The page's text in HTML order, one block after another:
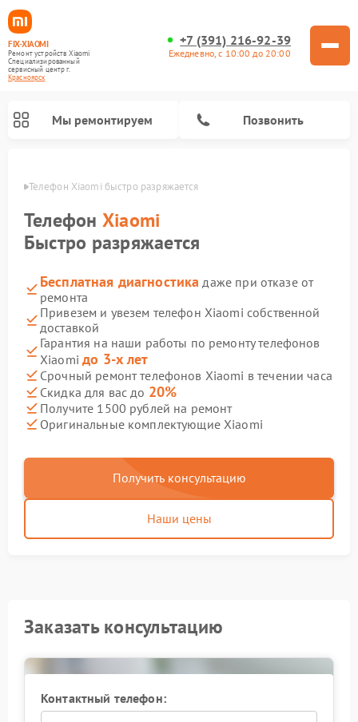
FIX-XIAOMI
Ремонт устройств Xiaomi
Специализированный
cервисный центр г.
Красноярск
+7 (391) 216-92-39
Ежедневно, с 10:00 до 20:00
Мы ремонтируем Позвонить
Телефон Xiaomi быстро разряжается
Телефон Xiaomi
Быстро разряжается
Бесплатная диагностика даже при отказе от
ремонта
Привезем и увезем телефон Xiaomi собственной
доставкой
Гарантия на наши работы по ремонту телефонов
Xiaomiдо 3-х лет
Срочный ремонт телефонов Xiaomi в течении часа
Скидка для вас до 20%
Получите 1500 рублей на ремонт
Оригинальные комплектующие Xiaomi
Получить консультацию
Наши цены
Заказать консультацию
Контактный телефон: